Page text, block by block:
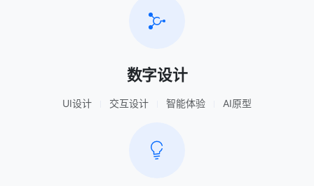
数字设计
UI设计 交互设计 智能体验 AI原型